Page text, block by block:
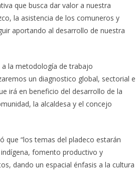
que busca dar valor a nuestra
la asistencia de los comuneros y
aportando al desarrollo de nuestra
la metodología de trabajo
un diagnostico global, sectorial e
irá en beneficio del desarrollo de la
la alcaldesa y el concejo
que “los temas del pladeco estarán
fomento productivo y
dando un espacial énfasis a la cultura